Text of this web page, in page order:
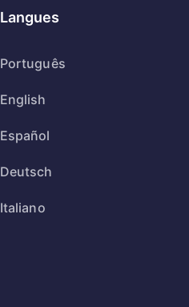
Langues
Português
English
Español
Deutsch
Italiano